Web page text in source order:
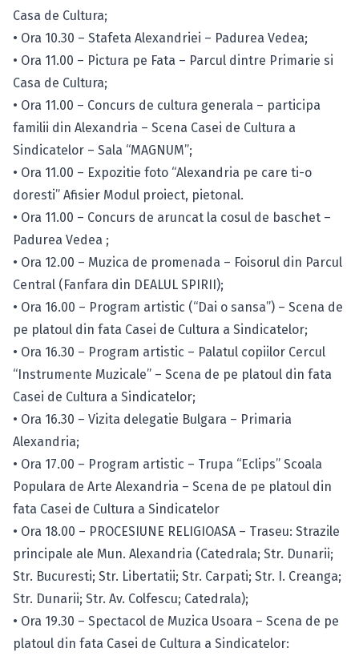
Casa de Cultura;
• Ora 10.30 – Stafeta Alexandriei – Padurea Vedea;
• Ora 11.00 – Pictura pe Fata – Parcul dintre Primarie si
Casa de Cultura;
• Ora 11.00 – Concurs de cultura generala – participa
familii din Alexandria – Scena Casei de Cultura a
Sindicatelor – Sala “MAGNUM”;
• Ora 11.00 – Expozitie foto “Alexandria pe care ti-o
doresti” Afisier Modul proiect, pietonal.
• Ora 11.00 – Concurs de aruncat la cosul de baschet –
Padurea Vedea ;
• Ora 12.00 – Muzica de promenada – Foisorul din Parcul
Central (Fanfara din DEALUL SPIRII);
• Ora 16.00 – Program artistic (“Dai o sansa”) – Scena de
pe platoul din fata Casei de Cultura a Sindicatelor;
• Ora 16.30 – Program artistic – Palatul copiilor Cercul
“Instrumente Muzicale” – Scena de pe platoul din fata
Casei de Cultura a Sindicatelor;
• Ora 16.30 – Vizita delegatie Bulgara – Primaria
Alexandria;
• Ora 17.00 – Program artistic – Trupa “Eclips” Scoala
Populara de Arte Alexandria – Scena de pe platoul din
fata Casei de Cultura a Sindicatelor
• Ora 18.00 – PROCESIUNE RELIGIOASA – Traseu: Strazile
principale ale Mun. Alexandria (Catedrala; Str. Dunarii;
Str. Bucuresti; Str. Libertatii; Str. Carpati; Str. I. Creanga;
Str. Dunarii; Str. Av. Colfescu; Catedrala);
• Ora 19.30 – Spectacol de Muzica Usoara – Scena de pe
platoul din fata Casei de Cultura a Sindicatelor: